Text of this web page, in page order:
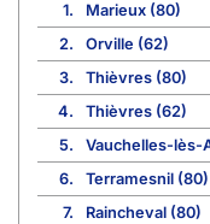
1.
Marieux (80)
2.
Orville (62)
3.
Thièvres (80)
4.
Thièvres (62)
5.
Vauchelles-lès-
6.
Terramesnil (80)
7.
Raincheval (80)